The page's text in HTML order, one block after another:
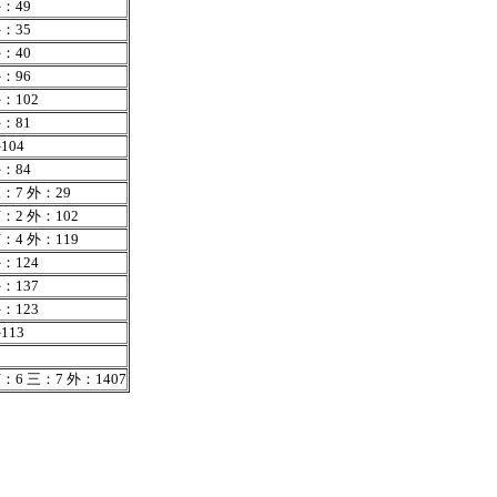
49
35
40
96
102
81
84
7 外：29
2 外：102
4 外：119
124
137
123
6 三：7 外：1407